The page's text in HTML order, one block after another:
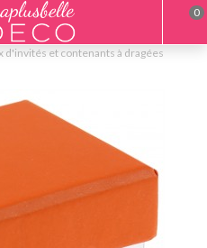
d'invités et contenants à dragées
0